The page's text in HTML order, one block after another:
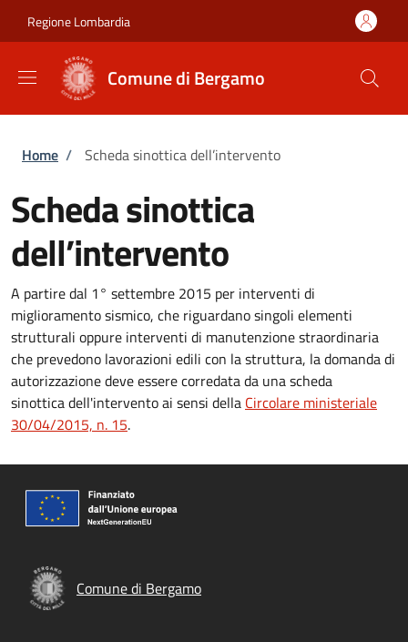
Regione Lombardia
Comune di Bergamo
Briciole di pane
Home / Scheda sinottica dell’intervento
Scheda sinottica
dell’intervento
A partire dal 1° settembre 2015 per interventi di
miglioramento sismico, che riguardano singoli elementi
strutturali oppure interventi di manutenzione straordinaria
che prevedono lavorazioni edili con la struttura, la domanda di
autorizzazione deve essere corredata da una scheda
sinottica dell'intervento ai sensi della Circolare ministeriale
30/04/2015, n. 15.
Comune di Bergamo